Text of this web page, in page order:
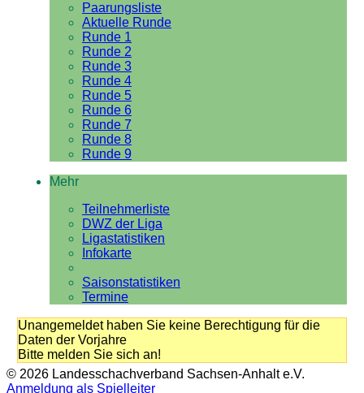
Paarungsliste
Aktuelle Runde
Runde 1
Runde 2
Runde 3
Runde 4
Runde 5
Runde 6
Runde 7
Runde 8
Runde 9
Mehr
Teilnehmerliste
DWZ der Liga
Ligastatistiken
Infokarte
Saisonstatistiken
Termine
Unangemeldet haben Sie keine Berechtigung für die
Daten der Vorjahre
Bitte melden Sie sich an!
© 2026 Landesschachverband Sachsen-Anhalt e.V.
Anmeldung als Spielleiter